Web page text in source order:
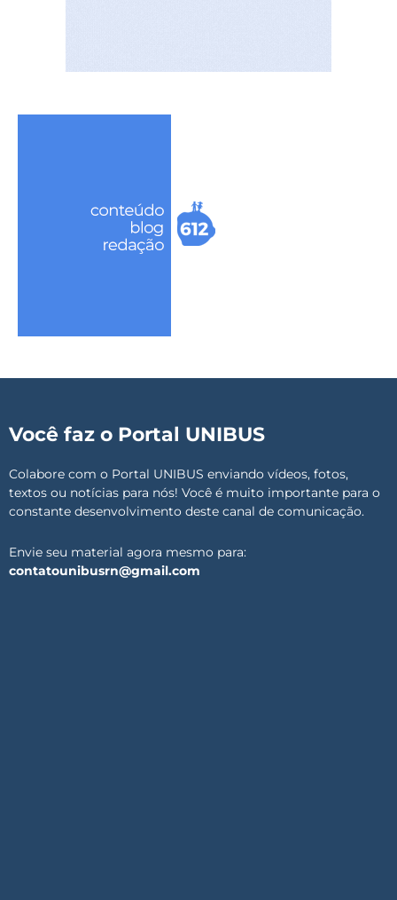
Você faz o Portal UNIBUS
Colabore com o Portal UNIBUS enviando vídeos, fotos,
textos ou notícias para nós! Você é muito importante para o
constante desenvolvimento deste canal de comunicação.
Envie seu material agora mesmo para:
contatounibusrn@gmail.com